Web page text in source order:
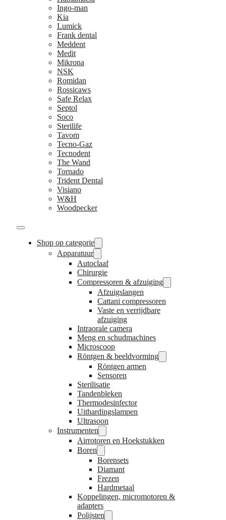
Ingo-man
Kia
Lumick
Frank dental
Meddent
Medit
Mikrona
NSK
Romidan
Rossicaws
Safe Relax
Septol
Soco
Sterilife
Tavom
Tecno-Gaz
Tecnodent
The Wand
Tornado
Trident Dental
Visiano
W&H
Woodpecker
Shop op categorie
Apparatuur
Autoclaaf
Chirurgie
Compressoren & afzuiging
Afzuigslangen
Cattani compressoren
Vaste en verrijdbare
afzuiging
Intraorale camera
Meng en schudmachines
Microscoop
Röntgen & beeldvorming
Röntgen armen
Sensoren
Sterilisatie
Tandenbleken
Thermodesinfector
Uithardingslampen
Ultrasoon
Instrumenten
Airrotoren en Hoekstukken
Boren
Borensets
Diamant
Frezen
Hardmetaal
Koppelingen, micromotoren &
adapters
Polijsten